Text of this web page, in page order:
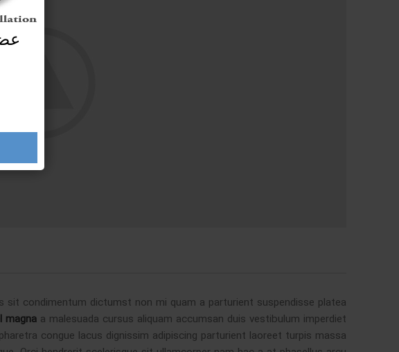
condimentum dictumst non mi quam a parturient suspendisse platea
magna a malesuada cursus aliquam accumsan duis vestibulum imperdiet
congue lacus dignissim adipiscing parturient laoreet turpis massa